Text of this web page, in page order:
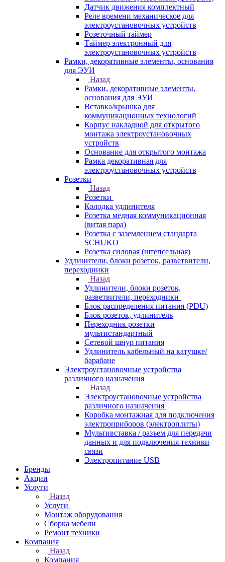
Датчик движения комплектный
Реле времени механическое для
электроустановочных устройств
Розеточный таймер
Таймер электронный для
электроустановочных устройств
Рамки, декоративные элементы, основания
для ЭУИ
Назад
Рамки, декоративные элементы,
основания для ЭУИ
Вставка/крышка для
коммуникационных технологий
Корпус накладной для открытого
монтажа электроустановочных
устройств
Основание для открытого монтажа
Рамка декоративная для
электроустановочных устройств
Розетки
Назад
Розетки
Колодка удлинителя
Розетка медная коммуникационная
(витая пара)
Розетка с заземлением стандарта
SCHUKO
Розетка силовая (штепсельная)
Удлинители, блоки розеток, разветвители,
переходники
Назад
Удлинители, блоки розеток,
разветвители, переходники
Блок распределения питания (PDU)
Блок розеток, удлинитель
Переходник розетки
мультистандартный
Сетевой шнур питания
Удлинитель кабельный на катушке/
барабане
Электроустановочные устройства
различного назначения
Назад
Электроустановочные устройства
различного назначения
Коробка монтажная для подключения
электроприборов (электроплиты)
Мультивставка / разъем для передачи
данных и для подключения техники
связи
Электропитание USB
Бренды
Акции
Услуги
Назад
Услуги
Монтаж оборудования
Сборка мебели
Ремонт техники
Компания
Назад
Компания